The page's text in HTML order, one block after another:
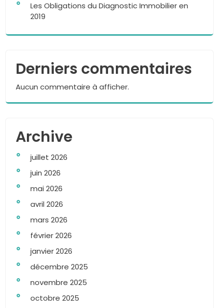
Les Obligations du Diagnostic Immobilier en
2019
Derniers commentaires
Aucun commentaire à afficher.
Archive
juillet 2026
juin 2026
mai 2026
avril 2026
mars 2026
février 2026
janvier 2026
décembre 2025
novembre 2025
octobre 2025